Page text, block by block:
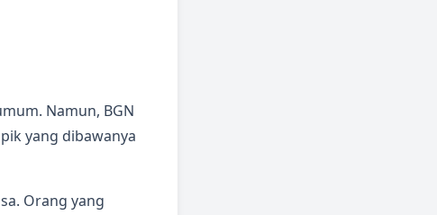
Namun, BGN
yang dibawanya
Orang yang